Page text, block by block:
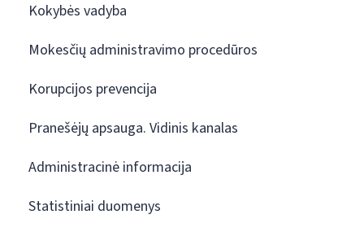
Kokybės vadyba
Mokesčių administravimo procedūros
Korupcijos prevencija
Pranešėjų apsauga. Vidinis kanalas
Administracinė informacija
Statistiniai duomenys